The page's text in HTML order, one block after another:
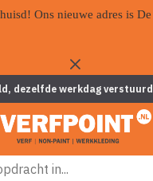
Ons nieuwe adres is
dezelfde werkdag verstuurd